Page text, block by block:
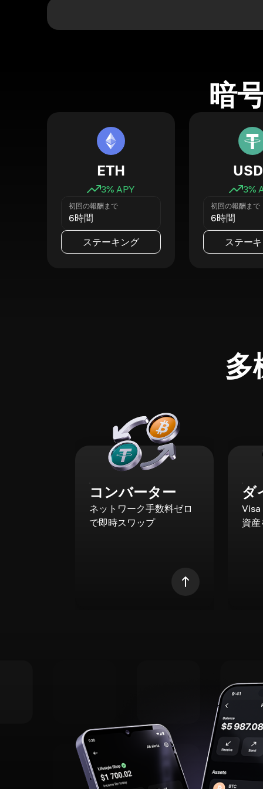
暗
ETH
3% APY
初回の報酬まで
6時間
ステーキング
3%
初回の報酬まで
6時間
ステー
多
コンバーター
ネットワーク手数料ゼロ
で即時スワップ
ダ
資